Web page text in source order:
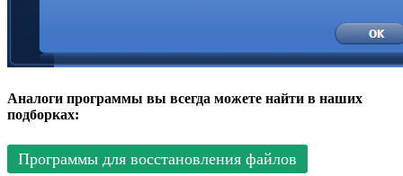
Аналоги программы вы всегда можете найти в наших
подборках:
Программы для восстановления файлов